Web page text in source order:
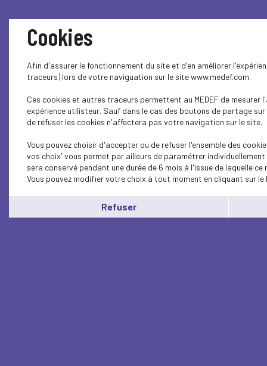
Cookies
Afin d'assurer le fonctionnement du site et d'en améliorer
traceurs) lors de votre naviguation sur le site www.medef.com.
Ces cookies et autres traceurs permettent au MEDEF de
expérience utilisteur. Sauf dans le cas des boutons de partage
de refuser les cookies n'affectera pas votre navigation sur le site.
Vous pouvez choisir d'accepter ou de refuser l'ensemble des
vos choix' vous permet par ailleurs de paramétrer
sera conservé pendant une durée de 6 mois à l'issue de laquelle
Vous pouvez modifier votre choix à tout moment en cliquant sur le
Refuser